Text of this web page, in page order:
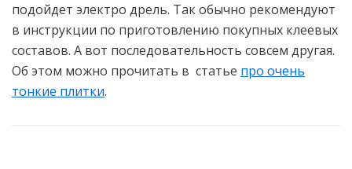
подойдет электро дрель. Так обычно рекомендуют
в инструкции по приготовлению покупных клеевых
составов. А вот последовательность совсем другая.
Об этом можно прочитать в статье про очень
тонкие плитки.